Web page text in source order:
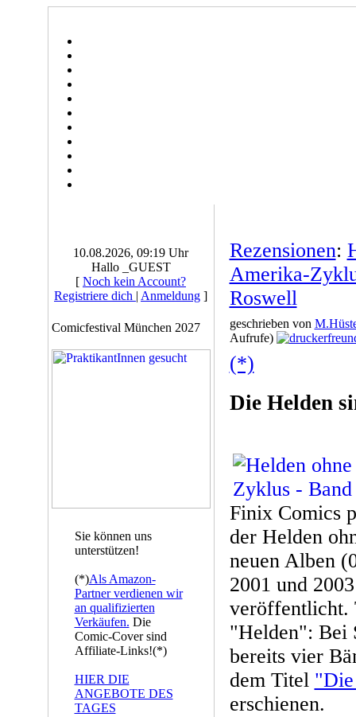
10.08.2026, 09:19 Uhr
Hallo _GUEST
[ Noch kein Account?
Registriere dich | Anmeldung ]
Comicfestival München 2027
Sie können uns
unterstützen!
(*)Als Amazon-
Partner verdienen wir
an qualifizierten
Verkäufen. Die
Comic-Cover sind
Affiliate-Links!(*)
HIER DIE
ANGEBOTE DES
TAGES
Rezensionen:
Amerika-
Roswell
geschrieben von
Aufrufe)
(*)
Die Helden
Finix Comics
der Helden
neuen Alben
2001 und
veröffentlicht.
"Helden": Bei
bereits vier
dem Titel
erschienen.